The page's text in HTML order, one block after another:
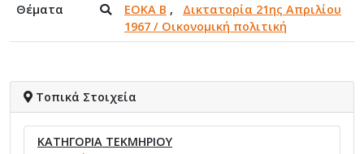
Θέματα
ΕΟΚΑ Β , Δικτατορία 21ης Απριλίου
1967 / Οικονομική πολιτική
Τοπικά Στοιχεία
ΚΑΤΗΓΟΡΙΑ ΤΕΚΜΗΡΙΟΥ